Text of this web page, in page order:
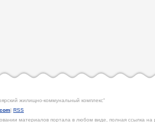
жилищно-коммунальный комплекс"
| RSS
материалов портала в любом виде, полная ссылка на